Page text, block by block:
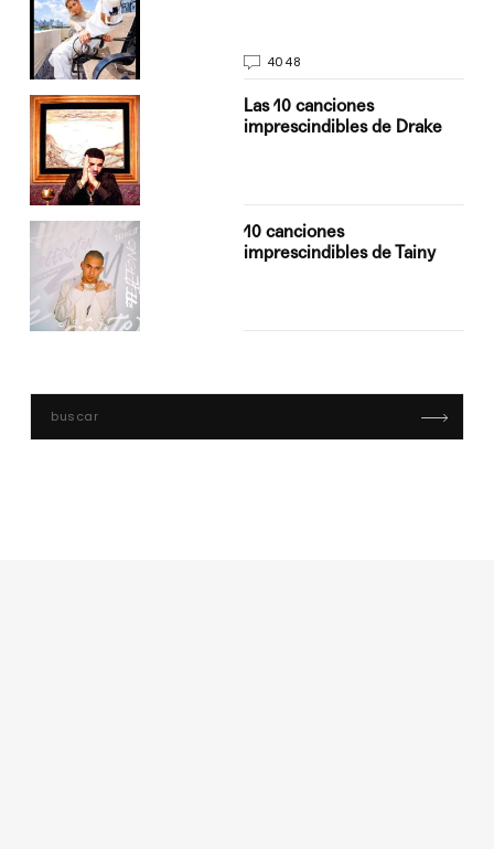
4048
Las 10 canciones
imprescindibles de Drake
10 canciones
imprescindibles de Tainy